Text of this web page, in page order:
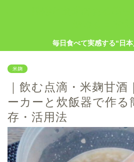
毎日食べて実感する“日
米麹
｜飲む点滴・米麹甘酒
ーカーと炊飯器で作る
存・活用法